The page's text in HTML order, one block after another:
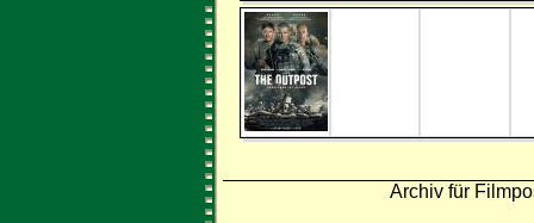
Archiv für